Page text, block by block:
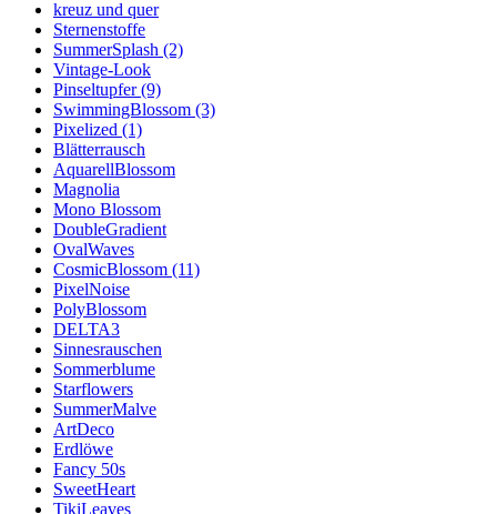
kreuz und quer
Sternenstoffe
SummerSplash (2)
Vintage-Look
Pinseltupfer (9)
SwimmingBlossom (3)
Pixelized (1)
Blätterrausch
AquarellBlossom
Magnolia
Mono Blossom
DoubleGradient
OvalWaves
CosmicBlossom (11)
PixelNoise
PolyBlossom
DELTA3
Sinnesrauschen
Sommerblume
Starflowers
SummerMalve
ArtDeco
Erdlöwe
Fancy 50s
SweetHeart
TikiLeaves